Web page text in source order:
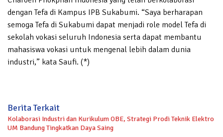
dengan Tefa di Kampus IPB Sukabumi. “Saya berharapan
semoga Tefa di Sukabumi dapat menjadi role model Tefa di
sekolah vokasi seluruh Indonesia serta dapat membantu
mahasiswa vokasi untuk mengenal lebih dalam dunia
industri,” kata Saufi. (*)
Berita Terkait
Kolaborasi Industri dan Kurikulum OBE, Strategi Prodi Teknik Elektro
UM Bandung Tingkatkan Daya Saing